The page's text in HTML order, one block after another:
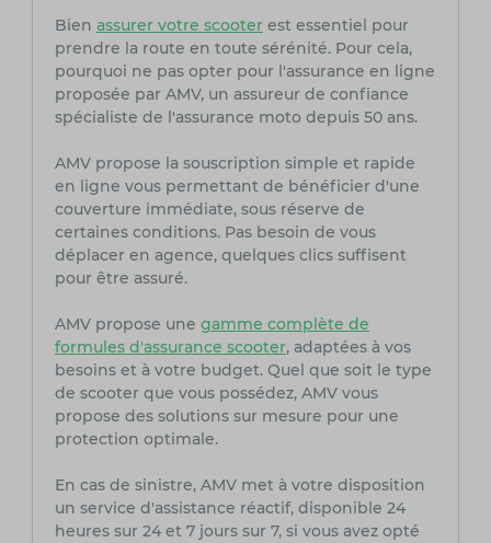
Bien assurer votre scooterest essentiel pour
prendre la route en toute sérénité. Pour cela,
pourquoi ne pas opter pour l'assurance en ligne
proposée par AMV, un assureur de confiance
spécialiste de l'assurance moto depuis 50 ans.
AMV propose la souscription simple et rapide
en ligne vous permettant de bénéficier d'une
couverture immédiate, sous réserve de
certaines conditions. Pas besoin de vous
déplacer en agence, quelques clics suffisent
pour être assuré.
AMV propose une gamme complète de
formules d'assurance scooter, adaptées à vos
besoins et à votre budget. Quel que soit le type
de scooter que vous possédez, AMV vous
propose des solutions sur mesure pour une
protection optimale.
En cas de sinistre, AMV met à votre disposition
un service d'assistance réactif, disponible 24
heures sur 24 et 7 jours sur 7, si vous avez opté